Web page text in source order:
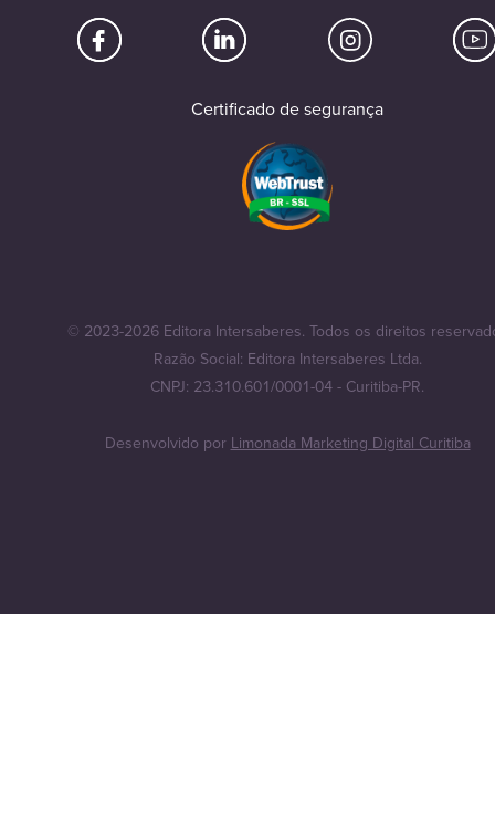
Certificado de segurança
© 2023-2026 Editora Intersaberes. Todos os direitos
Razão Social: Editora Intersaberes Ltda.
CNPJ: 23.310.601/0001-04 - Curitiba-PR.
Desenvolvido porLimonada Marketing Digital Curitiba